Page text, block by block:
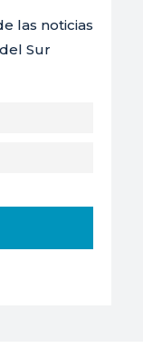
las noticias
Sur